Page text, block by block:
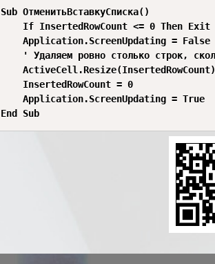
Sub ОтменитьВставкуСписка()
If InsertedRowCount <= 0 Then Exit
    Application.ScreenUpdating = False
' Удаляем ровно столько строк,
    InsertedRowCount = 0
    Application.ScreenUpdating = True
End Sub